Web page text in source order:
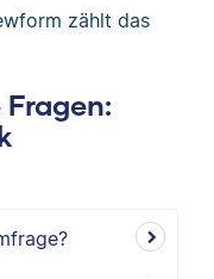
zählt das